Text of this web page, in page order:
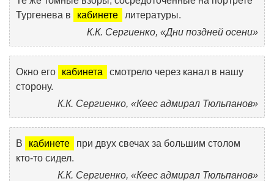
Тургенева в
кабинете
литературы.
К.К. Сергиенко, «Дни поздней осени»
Окно его кабинета
смотрело через канал в нашу
сторону.
К.К. Сергиенко, «Кеес адмирал Тюльпанов»
В кабинете
при двух свечах за большим столом
кто-то сидел.
К.К. Сергиенко, «Кеес адмирал Тюльпанов»